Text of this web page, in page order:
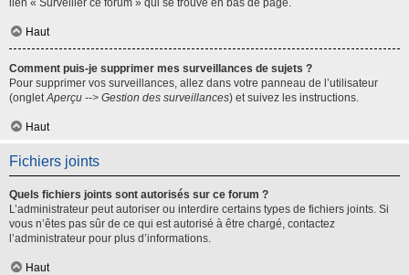
lien « Surveiller ce forum » qui se trouve en bas de page.
Haut
Comment puis-je supprimer mes surveillances de sujets ?
Pour supprimer vos surveillances, allez dans votre panneau de l’utilisateur
(ongletAperçu --> Gestion des surveillances) et suivez les instructions.
Haut
Fichiers joints
Quels fichiers joints sont autorisés sur ce forum ?
L’administrateur peut autoriser ou interdire certains types de fichiers joints. Si
vous n’êtes pas sûr de ce qui est autorisé à être chargé, contactez
l’administrateur pour plus d’informations.
Haut